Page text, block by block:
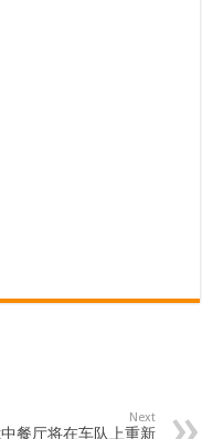
Next
餐厅将在车队上重新